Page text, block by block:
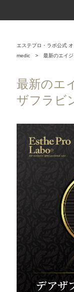
エステプロ・ラボ公式
medic> 最新のエイ
最新のエ
ザフラビ